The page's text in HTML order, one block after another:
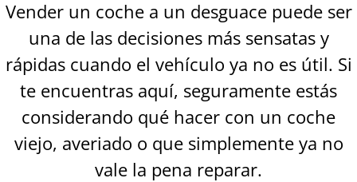
Vender un coche a un desguace puede ser
una de las decisiones más sensatas y
rápidas cuando el vehículo ya no es útil. Si
te encuentras aquí, seguramente estás
considerando qué hacer con un coche
viejo, averiado o que simplemente ya no
vale la pena reparar.